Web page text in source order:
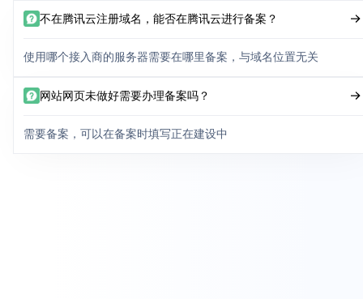
不在腾讯云注册域名，能否在腾讯云进行备案？
使用哪个接入商的服务器需要在哪里备案，与域名位置无关
网站网页未做好需要办理备案吗？
需要备案，可以在备案时填写正在建设中